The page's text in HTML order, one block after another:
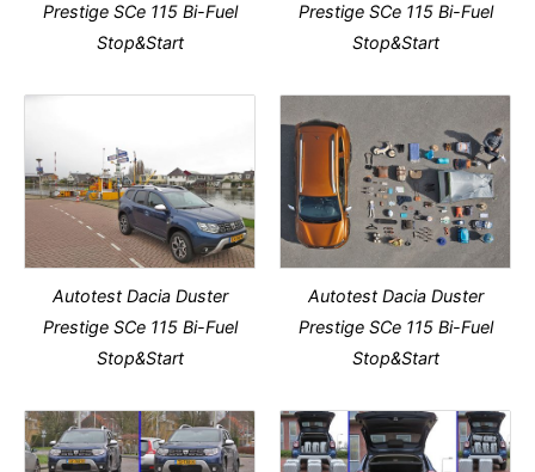
Prestige SCe 115 Bi-Fuel
Stop&Start
Prestige SCe 115 Bi-Fuel
Stop&Start
Autotest Dacia Duster
Prestige SCe 115 Bi-Fuel
Stop&Start
Autotest Dacia Duster
Prestige SCe 115 Bi-Fuel
Stop&Start